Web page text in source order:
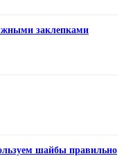
заклепками
шайбы правильно